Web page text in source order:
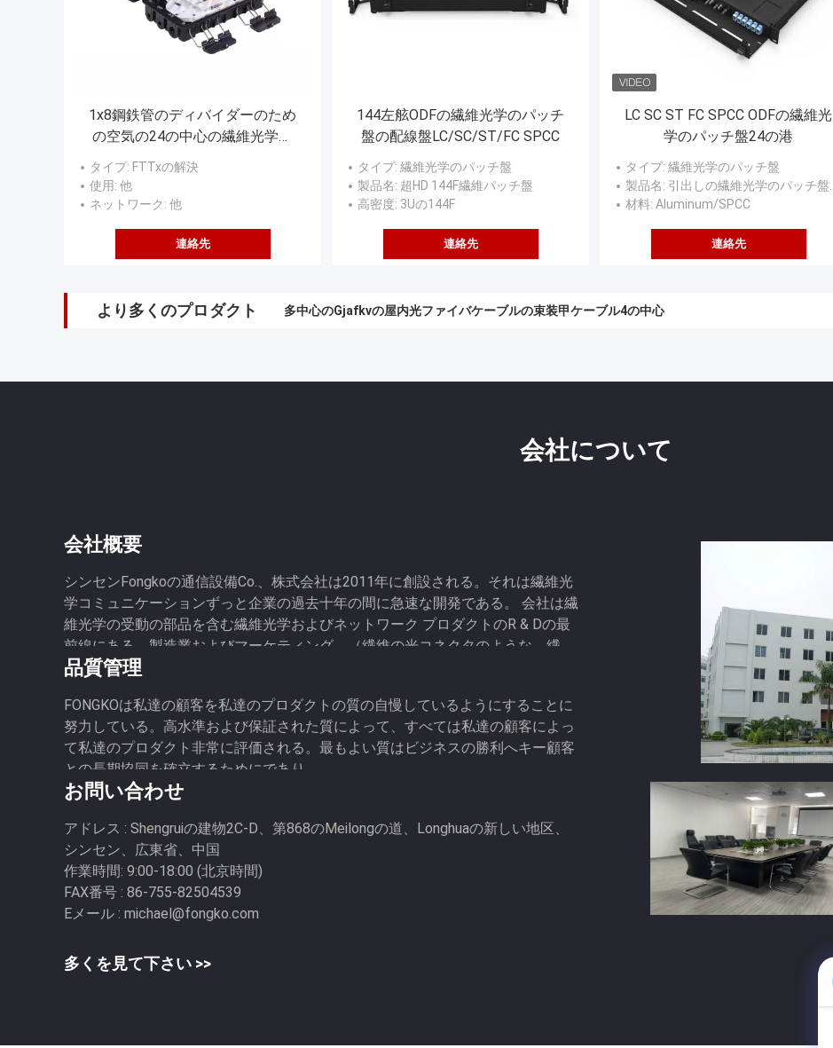
1x8鋼鉄管のディバイダーのため
の空気の24の中心の繊維光学の
スプライスの閉鎖の接続ボックス
タイプ: FTTxの解決
使用: 他
ネットワーク: 他
連絡先
144左舷ODFの繊維光学のパッチ
盤の配線盤LC/SC/ST/FC SPCC
タイプ: 繊維光学のパッチ盤
製品名: 超HD 144F繊維パッチ盤
高密度: 3Uの144F
連絡先
LC SC ST FC SPCC ODFの繊維光
学のパッチ盤24の港
タイプ: 繊維光学のパッチ盤
製品名: 引出しの繊維光学のパッチ盤の滑走
材料: Aluminum/SPCC
連絡先
より多くのプロダクト 多中心のGjafkvの屋内光ファイバケーブルの束装甲ケーブル4の中心
会社について
会社概要
シンセンFongkoの通信設備Co.、株式会社は2011年に創設される。それは繊維光
学コミュニケーションずっと企業の過去十年の間に急速な開発である。 会社は繊
維光学の受動の部品を含む繊維光学およびネットワーク プロダクトのR & Dの最
前線にある、製造業およびマーケティング、（繊維の光コネクタのような、繊維
の光学速いコネクター、繊維の光学アダプター、繊維光学の端子箱）、ケーブル
品質管理
FONGKOは私達の顧客を私達のプロダクトの質の自慢しているようにすることに
努力している。高水準および保証された質によって、すべては私達の顧客によっ
て私達のプロダクト非常に評価される。最もよい質はビジネスの勝利へキー顧客
との長期協同を確立するためにであり。...
お問い合わせ
アドレス : Shengruiの建物2C-D、第868のMeilongの道、Longhuaの新しい地区、
シンセン、広東省、中国
作業時間: 9:00-18:00 (北京時間)
FAX番号 : 86-755-82504539
Eメール : michael@fongko.com
多くを見て下さい >>